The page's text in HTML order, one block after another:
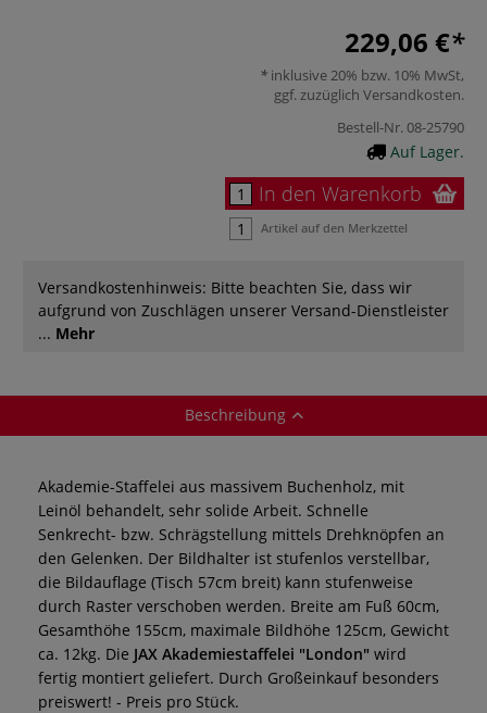
229,06 €
inklusive 20% bzw. 10% MwSt,
ggf. zuzüglich Versandkosten.
Bestell-Nr.08-25790
Auf Lager.
In den Warenkorb
Artikel auf den Merkzettel
Versandkostenhinweis: Bitte beachten Sie, dass wir
aufgrund von Zuschlägen unserer Versand-Dienstleister
... Mehr
Beschreibung
Akademie-Staffelei aus massivem Buchenholz, mit
Leinöl behandelt, sehr solide Arbeit. Schnelle
Senkrecht- bzw. Schrägstellung mittels Drehknöpfen an
den Gelenken. Der Bildhalter ist stufenlos verstellbar,
die Bildauflage (Tisch 57cm breit) kann stufenweise
durch Raster verschoben werden. Breite am Fuß 60cm,
Gesamthöhe 155cm, maximale Bildhöhe 125cm, Gewicht
ca. 12kg. Die JAX Akademiestaffelei "London" wird
fertig montiert geliefert. Durch Großeinkauf besonders
preiswert! - Preis pro Stück.